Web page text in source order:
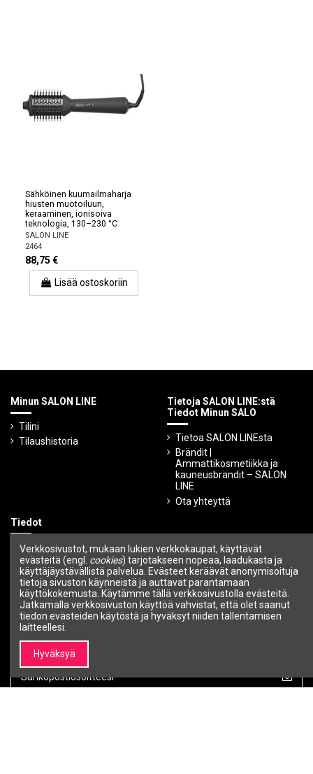
Sähköinen kuumailmaharja
hiusten muotoiluun,
keraaminen, ionisoiva
teknologia, 130–230 °C
SALON LINE
2464
88,75 €
Lisää ostoskoriin
Minun SALON LINE
Tilini
Tilaushistoria
Tietoja SALON LINE:stä
Tiedot Minun SALO
Tietoa SALON LINEsta
Brändit |
Ammattikosmetiikka ja
kauneusbrändit – SALON
LINE
Ota yhteyttä
Tiedot
Ehdot ja edellytykset
Tietosuojakäytäntö
Maksutavat
Toimitustavat
Ostettujen tuotteiden palautus
Takuu
Uutiskirje
Verkkosivustot, mukaan lukien verkkokaupat, käyttävät
evästeitä (engl. cookies) tarjotakseen nopeaa, laadukasta ja
käyttäjäystävällistä palvelua. Evästeet keräävät anonymisoituja
tietoja sivuston käynneistä ja auttavat parantamaan
käyttökokemusta. Käytämme tällä verkkosivustolla evästeitä.
Jatkamalla verkkosivuston käyttöä vahvistat, että olet saanut
tiedon evästeiden käytöstä ja hyväksyt niiden tallentamisen
laitteellesi.
Hyväksyä